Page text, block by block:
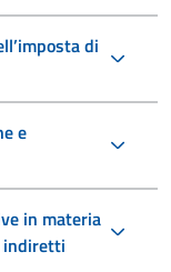
di
e
in materia